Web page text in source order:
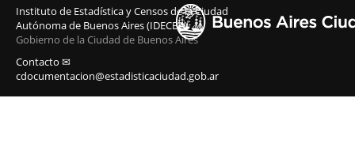
Instituto de Estadística y Censos de la Ciudad
Autónoma de Buenos Aires (IDECBA)
Gobierno de la Ciudad de Buenos Aires
Contacto ✉
cdocumentacion@estadisticaciudad.gob.ar